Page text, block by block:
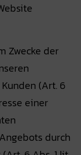
Zwecke der
(Art. 6
einer
durch